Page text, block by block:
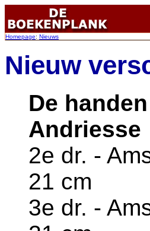
Homepage: Nieuws
Nieuw
De
Andriesse
2e dr. -
21 cm
3e dr. -